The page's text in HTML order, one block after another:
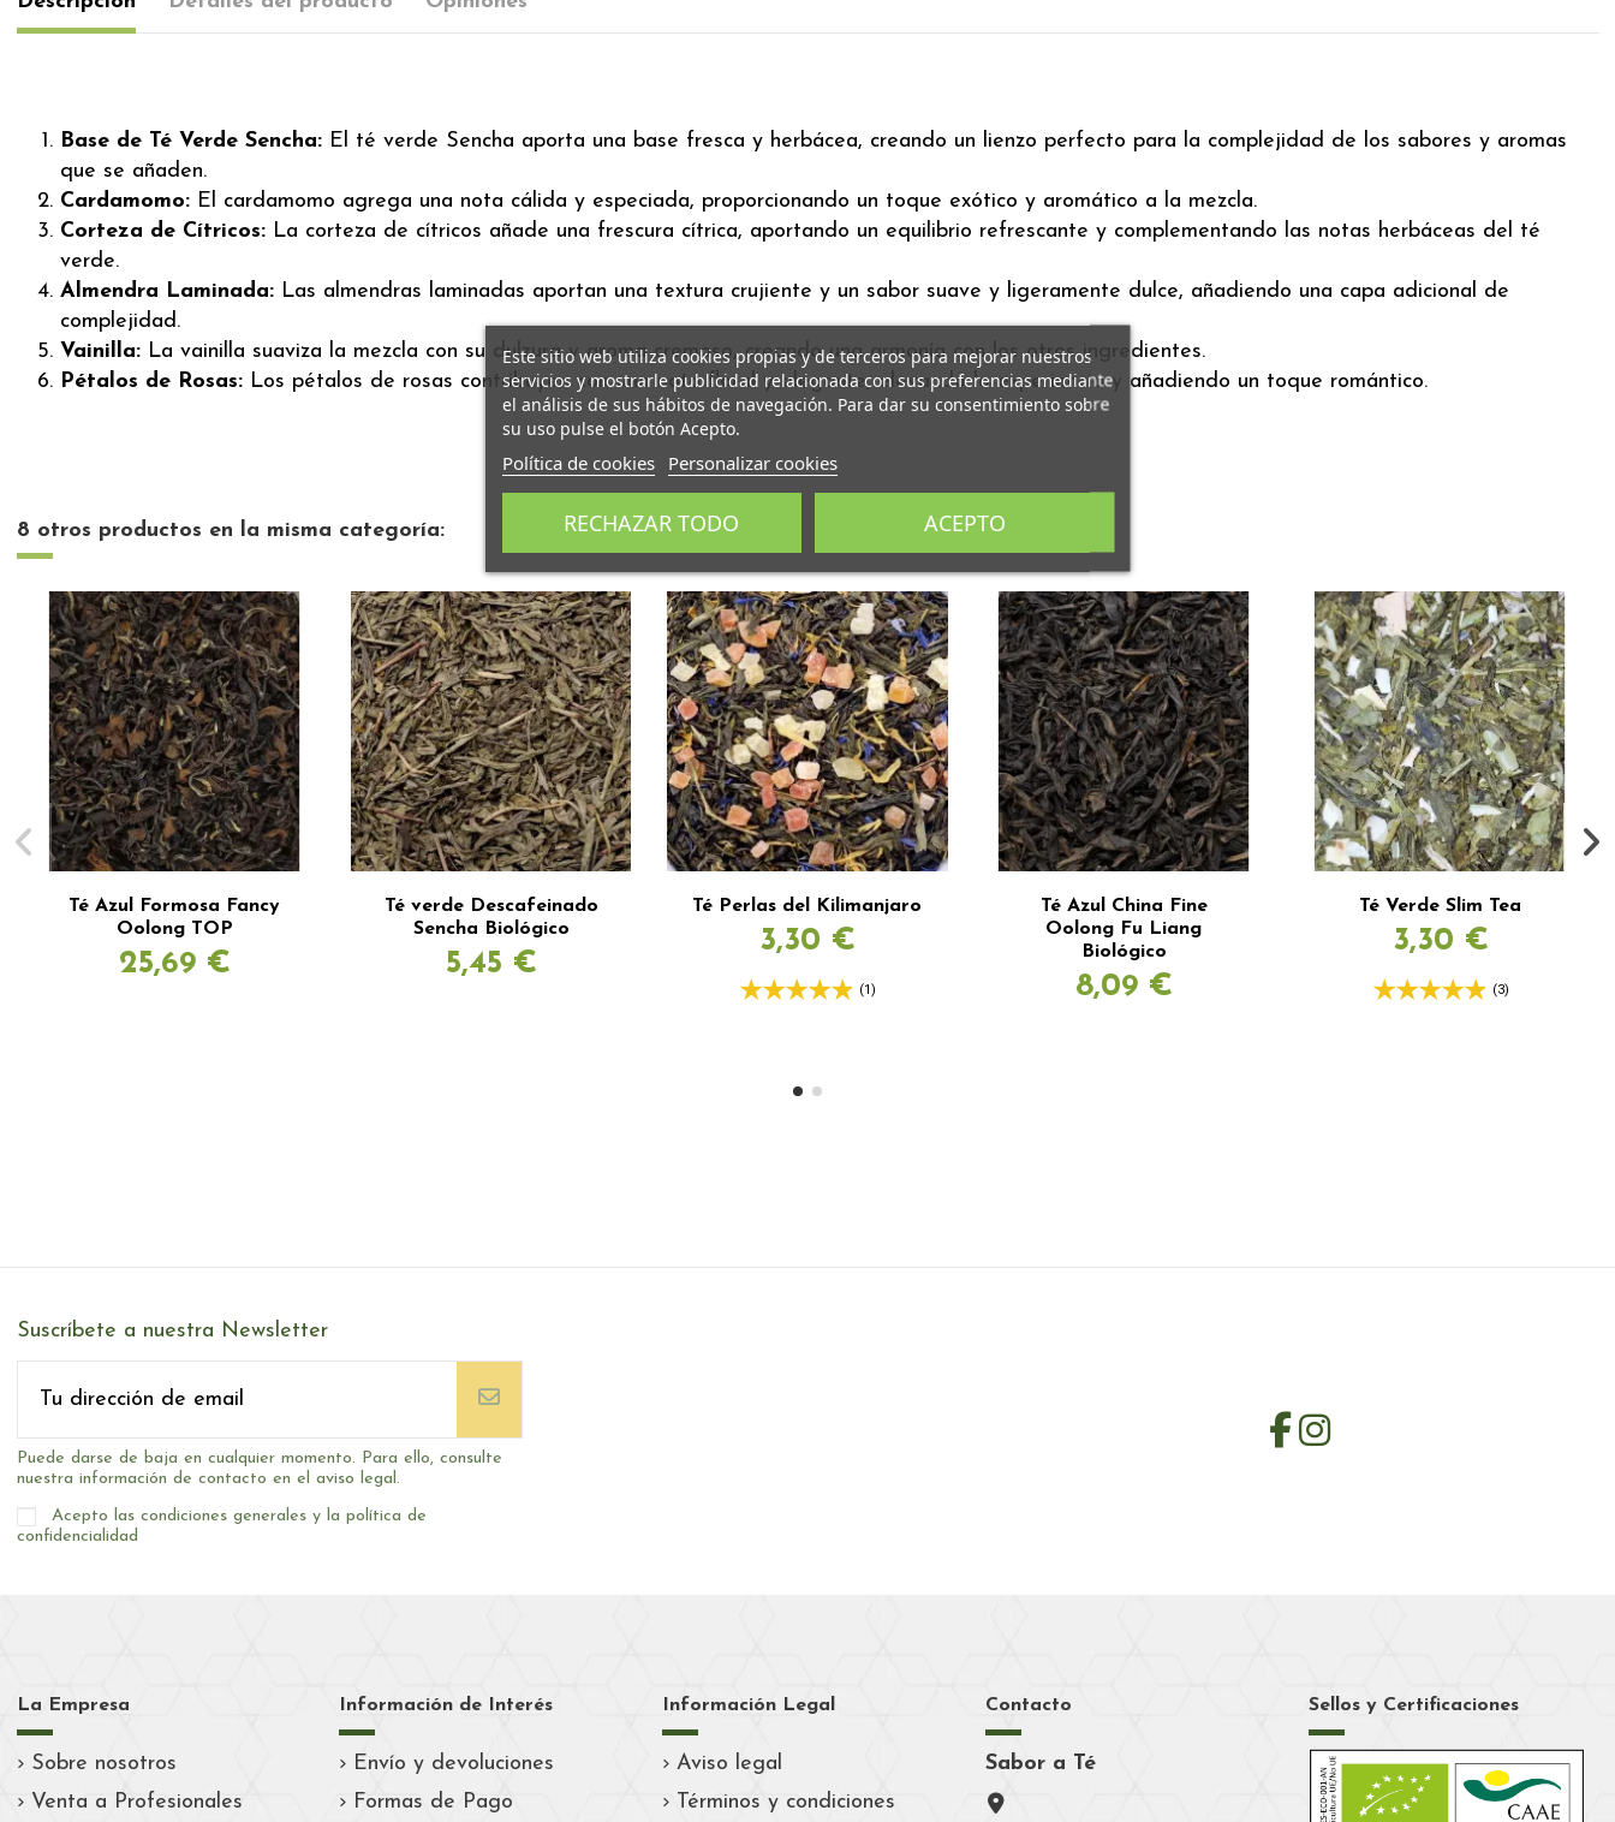
Base de Té Verde Sencha:El té verde Sencha aporta una base fresca y herbácea, creando un lienzo perfecto para la complejidad de los sabores y aromas
que se añaden.
Cardamomo:El cardamomo agrega una nota cálida y especiada, proporcionando un toque exótico y aromático a la mezcla.
Corteza de Cítricos:La corteza de cítricos añade una frescura cítrica, aportando un equilibrio refrescante y complementando las notas herbáceas del té
verde.
Almendra Laminada:Las almendras laminadas aportan una textura crujiente y un sabor suave y ligeramente dulce, añadiendo una capa adicional de
complejidad.
Vainilla:La vainilla suaviza la mezcla con su dulzura y aroma cremoso, creando una armonía con los otros ingredientes.
Pétalos de Rosas:Los pétalos de rosas contribuyen con una nota floral y elegante, elevando la experiencia y añadiendo un toque romántico.
8 otros productos en la misma categoría:
Té Azul Formosa Fancy
Oolong TOP
25,69 €
Té verde Descafeinado
Sencha Biológico
5,45 €
Té Perlas del Kilimanjaro
3,30 €
(1)
Té Azul China Fine
Oolong Fu Liang
Biológico
8,09 €
Té Verde Slim Tea
3,30 €
(3)
Suscríbete a nuestra Newsletter
Puede darse de baja en cualquier momento. Para ello, consulte
nuestra información de contacto en el aviso legal.
Acepto las condiciones generales y la política de
confidencialidad
La Empresa
Sobre nosotros
Venta a Profesionales
Información de Interés
Envío y devoluciones
Formas de Pago
Información Legal
Aviso legal
Términos y condiciones
Contacto
Sabor a Té
Sellos y Certificaciones
Este sitio web utiliza cookies propias y de terceros para mejorar nuestros
servicios y mostrarle publicidad relacionada con sus preferencias mediante
el análisis de sus hábitos de navegación. Para dar su consentimiento sobre
su uso pulse el botón Acepto.
Política de cookies Personalizar cookies
RECHAZAR TODO ACEPTO